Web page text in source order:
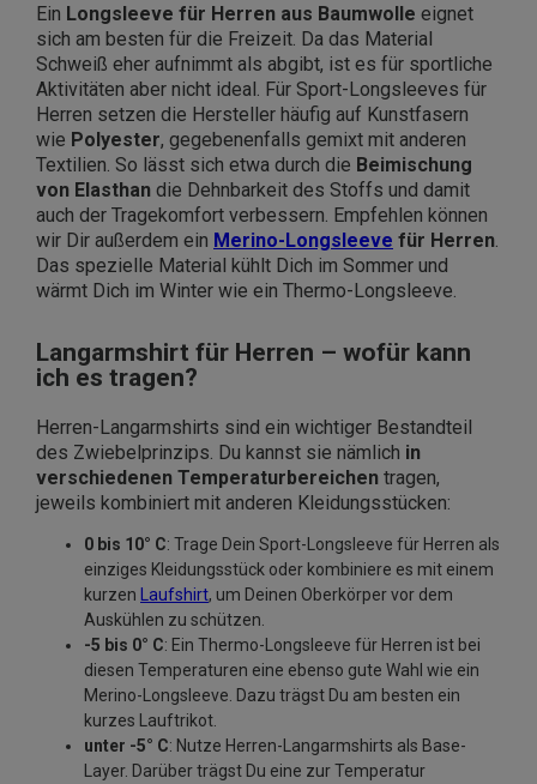
Ein Longsleeve für Herren aus Baumwolle eignet
sich am besten für die Freizeit. Da das Material
Schweiß eher aufnimmt als abgibt, ist es für sportliche
Aktivitäten aber nicht ideal. Für Sport-Longsleeves für
Herren setzen die Hersteller häufig auf Kunstfasern
wie Polyester, gegebenenfalls gemixt mit anderen
Textilien. So lässt sich etwa durch die Beimischung
von Elasthan die Dehnbarkeit des Stoffs und damit
auch der Tragekomfort verbessern. Empfehlen können
wir Dir außerdem ein Merino-Longsleeve für Herren.
Das spezielle Material kühlt Dich im Sommer und
wärmt Dich im Winter wie ein Thermo-Longsleeve.
Langarmshirt für Herren – wofür kann
ich es tragen?
Herren-Langarmshirts sind ein wichtiger Bestandteil
des Zwiebelprinzips. Du kannst sie nämlich in
verschiedenen Temperaturbereichen tragen,
jeweils kombiniert mit anderen Kleidungsstücken:
0 bis 10° C: Trage Dein Sport-Longsleeve für Herren als
einziges Kleidungsstück oder kombiniere es mit einem
kurzen
Laufshirt, um Deinen Oberkörper vor dem
Auskühlen zu schützen.
-5 bis 0° C: Ein Thermo-Longsleeve für Herren ist bei
diesen Temperaturen eine ebenso gute Wahl wie ein
Merino-Longsleeve. Dazu trägst Du am besten ein
kurzes Lauftrikot.
unter -5° C: Nutze Herren-Langarmshirts als Base-
Layer. Darüber trägst Du eine zur Temperatur